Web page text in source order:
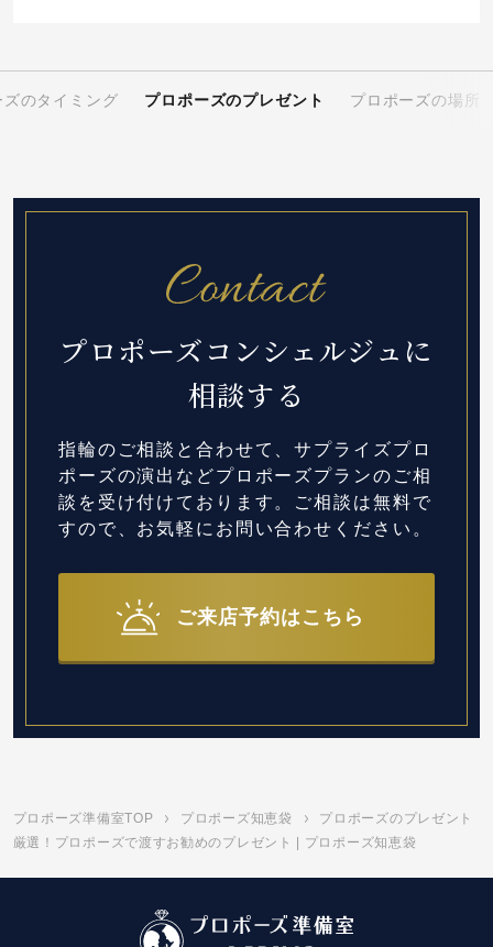
のタイミング プロポーズのプレゼント プロポーズの場所
プロポーズコンシェルジュに
相談する
指輪のご相談と合わせて、サプライズプロ
ポーズの演出などプロポーズプランのご相
談を受け付けております。 ご相談は無料で
すので、お気軽にお問い合わせください。
ご来店予約はこちら
プロポーズ準備室TOP プロポーズ知恵袋
プロポーズのプレゼント
厳選！プロポーズで渡すお勧めのプレゼント | プロポーズ知恵袋